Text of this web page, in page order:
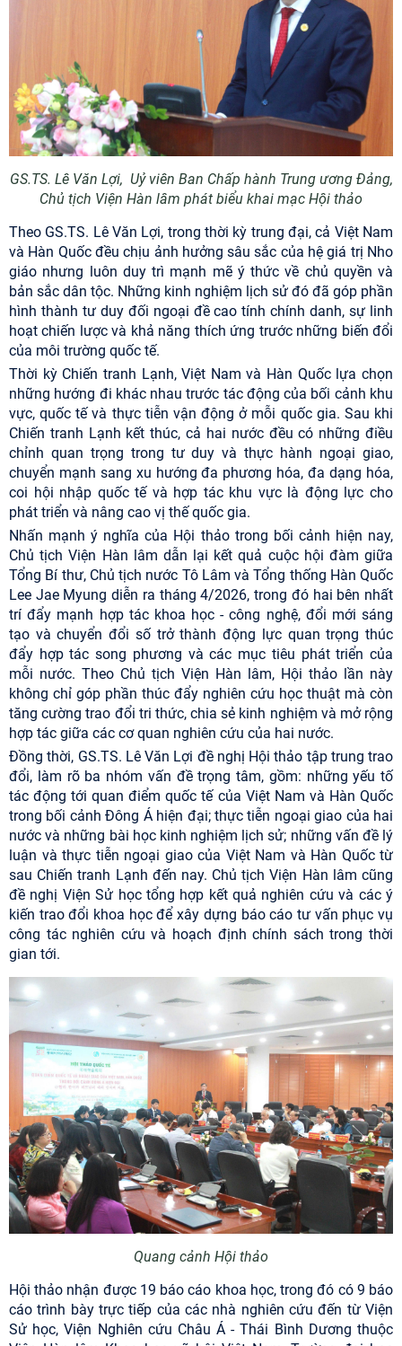
GS.TS. LêVăn Lợi, Uỷ viên Ban Chấp hành Trung ương Đảng,
Chủ tịch Viện Hàn lâm phát biểu khai mạc Hội thảo
Theo GS.TS. Lê Văn Lợi, trong thời kỳ trung đại, cả Việt Nam
và Hàn Quốc đều chịu ảnh hưởng sâu sắc của hệ giá trị Nho
giáo nhưng luôn duy trì mạnh mẽ ý thức về chủ quyền và
bản sắc dân tộc. Những kinh nghiệm lịch sử đó đã góp phần
hình thành tư duy đối ngoại đề cao tính chính danh, sự linh
hoạt chiến lược và khả năng thích ứng trước những biến đổi
của môi trường quốc tế.
Thời kỳ Chiến tranh Lạnh, Việt Nam và Hàn Quốc lựa chọn
những hướng đi khác nhau trước tác động của bối cảnh khu
vực, quốc tế và thực tiễn vận động ở mỗi quốc gia. Sau khi
Chiến tranh Lạnh kết thúc, cả hai nước đều có những điều
chỉnh quan trọng trong tư duy và thực hành ngoại giao,
chuyển mạnh sang xu hướng đa phương hóa, đa dạng hóa,
coi hội nhập quốc tế và hợp tác khu vực là động lực cho
phát triển và nâng cao vị thế quốc gia.
Nhấn mạnh ý nghĩa của Hội thảo trong bối cảnh hiện nay,
Chủ tịch Viện Hàn lâm dẫn lại kết quả cuộc hội đàm giữa
Tổng Bí thư, Chủ tịch nước Tô Lâm và Tổng thống Hàn Quốc
Lee Jae Myung diễn ra tháng 4/2026, trong đó hai bên nhất
trí đẩy mạnh hợp tác khoa học - công nghệ, đổi mới sáng
tạo và chuyển đổi số trở thành động lực quan trọng thúc
đẩy hợp tác song phương và các mục tiêu phát triển của
mỗi nước. Theo Chủ tịch Viện Hàn lâm, Hội thảo lần này
không chỉ góp phần thúc đẩy nghiên cứu học thuật mà còn
tăng cường trao đổi tri thức, chia sẻ kinh nghiệm và mở rộng
hợp tác giữa các cơ quan nghiên cứu của hai nước.
Đồng thời, GS.TS. Lê Văn Lợi đề nghị Hội thảo tập trung trao
đổi, làm rõ ba nhóm vấn đề trọng tâm, gồm: những yếu tố
tác động tới quan điểm quốc tế của Việt Nam và Hàn Quốc
trong bối cảnh Đông Á hiện đại; thực tiễn ngoại giao của hai
nước và những bài học kinh nghiệm lịch sử; những vấn đề lý
luận và thực tiễn ngoại giao của Việt Nam và Hàn Quốc từ
sau Chiến tranh Lạnh đến nay. Chủ tịch Viện Hàn lâm cũng
đề nghị Viện Sử học tổng hợp kết quả nghiên cứu và các ý
kiến trao đổi khoa học để xây dựng báo cáo tư vấn phục vụ
công tác nghiên cứu và hoạch định chính sách trong thời
gian tới.
Quang cảnh Hội thảo
Hội thảo nhận được 19 báo cáo khoa học, trong đó có 9 báo
cáo trình bày trực tiếp của các nhà nghiên cứu đến từ Viện
Sử học, Viện Nghiên cứu Châu Á - Thái Bình Dương thuộc